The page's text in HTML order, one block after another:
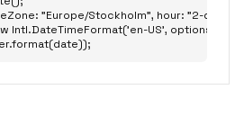
"Europe/Stockholm", hour: "2-digit",
Intl.DateTimeFormat('en-US', options);